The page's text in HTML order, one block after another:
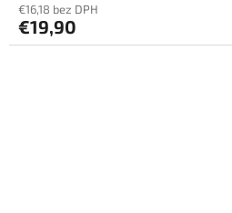
€16,18 bez DPH
€19,90